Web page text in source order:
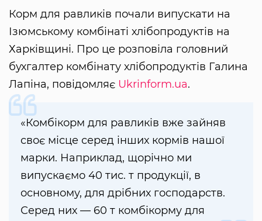
Корм для равликів почали випускати на
Ізюмському комбінаті хлібопродуктів на
Харківщині. Про це розповіла головний
бухгалтер комбінату хлібопродуктів Галина
Лапіна, повідомляє Ukrinform.ua.
«Комбікорм для равликів вже зайняв
своє місце серед інших кормів нашої
марки. Наприклад, щорічно ми
випускаємо 40 тис. т продукції, в
основному, для дрібних господарств.
Серед них — 60 т комбікорму для